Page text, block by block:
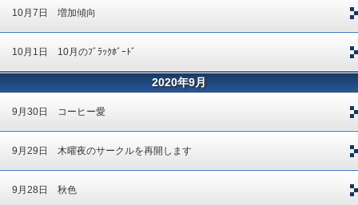
10月7日 増加傾向
10月1日 10月のﾌﾞﾗｯｸﾎﾞｰﾄﾞ
2020年9月
9月30日 コーヒー愛
9月29日 木曜夜のサークルを再開します
9月28日 秋色